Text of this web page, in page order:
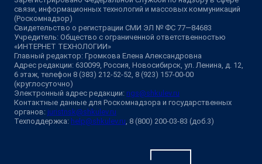
связи, информационных технологий и массовых коммуникаций
(Роскомнадзор)
Свидетельство о регистрации СМИ ЭЛ № ФС 77—84683
Учредитель: Общество с ограниченной ответственностью
«ИНТЕРНЕТ ТЕХНОЛОГИИ»
Главный редактор: Громкова Елена Александровна
Адрес редакции: 630099, Россия, Новосибирск, ул. Ленина, д. 12,
6 этаж, телефон 8 (383) 212-52-52, 8 (923) 157-00-00
(круглосуточно)
Электронный адрес редакции: ngs@shkulev.ru
Контактные данные для Роскомнадзора и государственных
органов: juristnsk@shkulev.ru
Техподдержка: help@shkulev.ru, 8 (800) 200-03-83 (доб.3)